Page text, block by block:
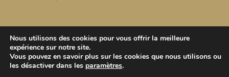
© 2026 MyCiné - All Rights Reserved
Mentions Légales
Politique de confidentialité
Nous utilisons des cookies pour vous offrir la meilleure
expérience sur notre site.
Vous pouvez en savoir plus sur les cookies que nous utilisons ou
les désactiver dans les paramètres.